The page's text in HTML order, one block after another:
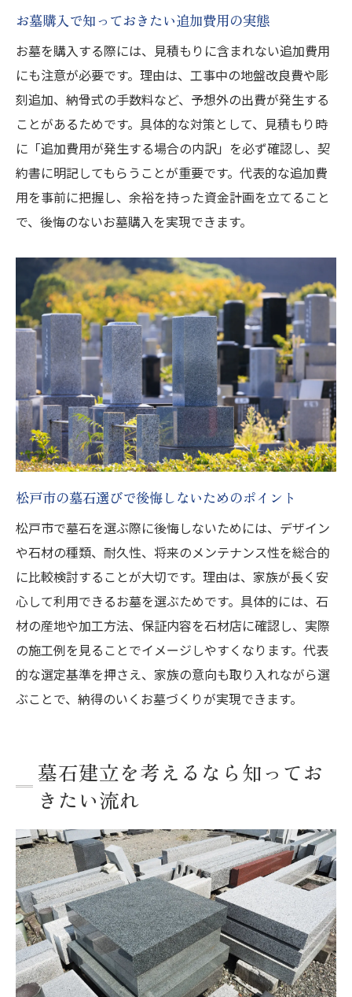
お墓購入で知っておきたい追加費用の実態
お墓を購入する際には、見積もりに含まれない追加費用
にも注意が必要です。理由は、工事中の地盤改良費や彫
刻追加、納骨式の手数料など、予想外の出費が発生する
ことがあるためです。具体的な対策として、見積もり時
に「追加費用が発生する場合の内訳」を必ず確認し、契
約書に明記してもらうことが重要です。代表的な追加費
用を事前に把握し、余裕を持った資金計画を立てること
で、後悔のないお墓購入を実現できます。
松戸市の墓石選びで後悔しないためのポイント
松戸市で墓石を選ぶ際に後悔しないためには、デザイン
や石材の種類、耐久性、将来のメンテナンス性を総合的
に比較検討することが大切です。理由は、家族が長く安
心して利用できるお墓を選ぶためです。具体的には、石
材の産地や加工方法、保証内容を石材店に確認し、実際
の施工例を見ることでイメージしやすくなります。代表
的な選定基準を押さえ、家族の意向も取り入れながら選
ぶことで、納得のいくお墓づくりが実現できます。
墓石建立を考えるなら知ってお
きたい流れ